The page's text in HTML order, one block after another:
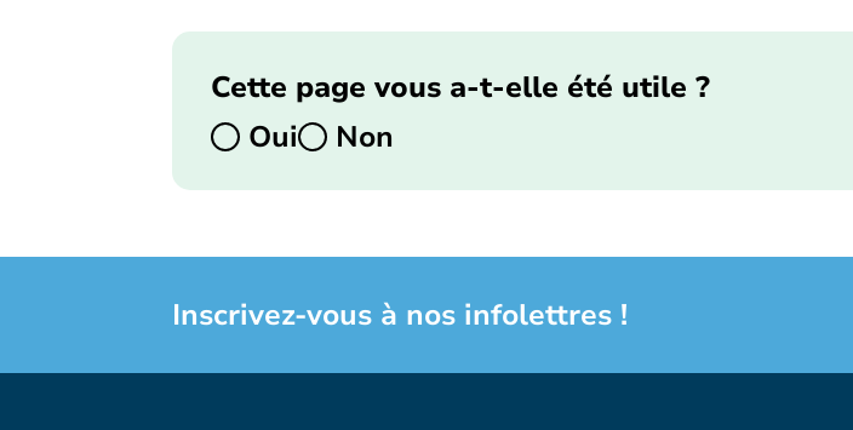
Cette page vous a-t-elle été utile ?
Oui
Non
Inscrivez-vous à nos infolettres !